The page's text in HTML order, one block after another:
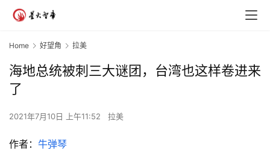
Home 好望角 拉美
海地总统被刺三大谜团，台湾也这样卷进来
了
2021年7月10日 上午11:52 拉美
作者： 牛弹琴